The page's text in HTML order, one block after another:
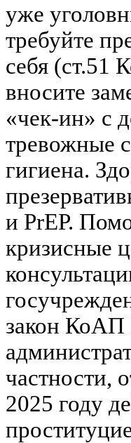
уже
требуйте
себя (ст.51
вносите
«чек-ин» с
тревожные
гигиена.
и PrEP.
кризисные
закон КоАП
частности,
2025 году